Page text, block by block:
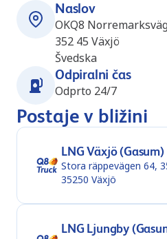
Naslov
OKQ8
352 45 Växjö
Švedska
Odpiralni čas
Odprto 24/7
Postaje v bližini
LNG Växjö
Stora räppevägen 64,
35250 Växjö
LNG Ljungby